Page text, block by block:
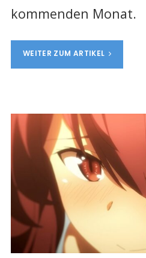
kommenden Monat.
WEITER ZUM ARTIKEL